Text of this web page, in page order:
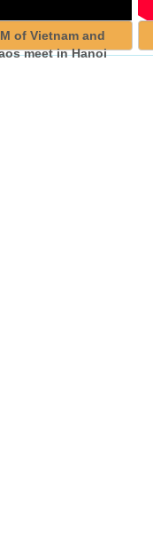
of Vietnam and
meet in Hanoi